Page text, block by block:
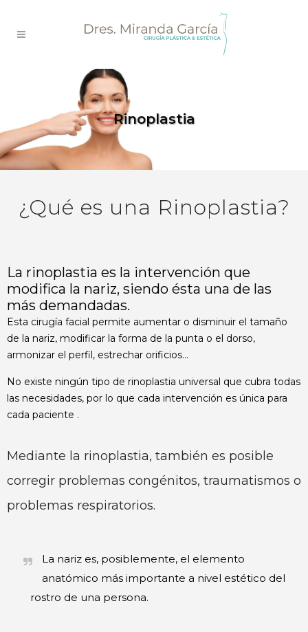
Rinoplastia
¿Qué es una Rinoplastia?
La rinoplastia es la intervención que
modifica la nariz, siendo ésta una de las
más demandadas.
Esta cirugía facial permite aumentar o disminuir el tamaño
de la nariz, modificar la forma de la punta o el dorso,
armonizar el perfil, estrechar orificios…
No existe ningún tipo de rinoplastia universal que cubra todas
las necesidades, por lo que cada intervención es única para
cada paciente .
Mediante la rinoplastia, también es posible
corregir problemas congénitos, traumatismos o
problemas respiratorios.
La nariz es, posiblemente, el elemento
anatómico más importante a nivel estético del
rostro de una persona.